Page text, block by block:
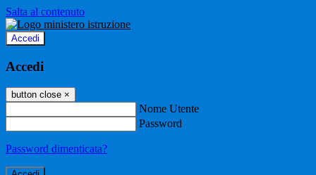
Salta al contenuto
Accedi
Accedi
button close ×
Nome Utente
Password
Password dimenticata?